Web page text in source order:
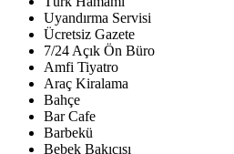
Uyandırma Servisi
Ücretsiz Gazete
7/24 Açık Ön Büro
Amfi Tiyatro
Araç Kiralama
Bahçe
Bar Cafe
Barbekü
Bebek Bakıcısı